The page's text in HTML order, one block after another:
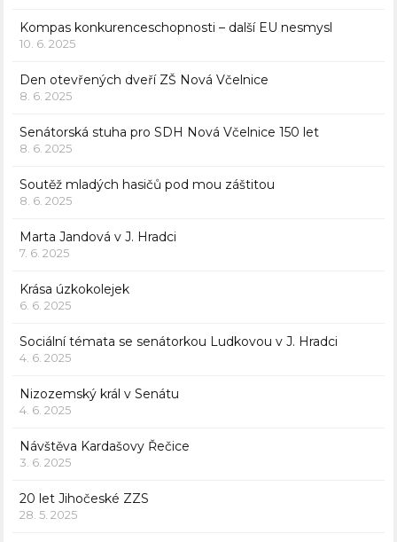
Kompas konkurenceschopnosti – další EU nesmysl
10. 6. 2025
Den otevřených dveří ZŠ Nová Včelnice
8. 6. 2025
Senátorská stuha pro SDH Nová Včelnice 150 let
8. 6. 2025
Soutěž mladých hasičů pod mou záštitou
8. 6. 2025
Marta Jandová v J. Hradci
7. 6. 2025
Krása úzkokolejek
6. 6. 2025
Sociální témata se senátorkou Ludkovou v J. Hradci
4. 6. 2025
Nizozemský král v Senátu
4. 6. 2025
Návštěva Kardašovy Řečice
3. 6. 2025
20 let Jihočeské ZZS
28. 5. 2025